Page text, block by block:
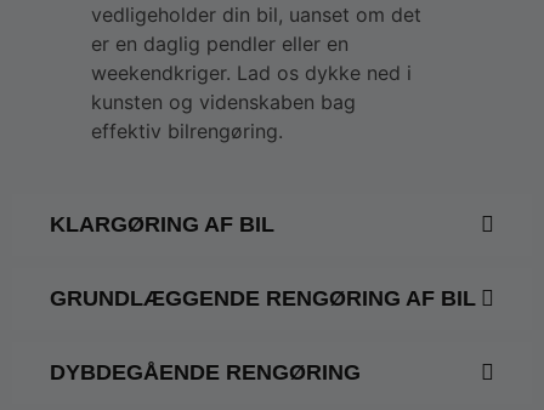
vedligeholder din bil, uanset om det
er en daglig pendler eller en
weekendkriger. Lad os dykke ned i
kunsten og videnskaben bag
effektiv bilrengøring.
KLARGØRING AF BIL
GRUNDLÆGGENDE RENGØRING AF BIL
DYBDEGÅENDE RENGØRING